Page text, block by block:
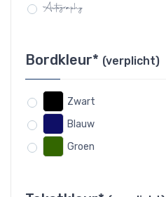
Autography
Bordkleur* (verplicht)
Zwart
Blauw
Groen